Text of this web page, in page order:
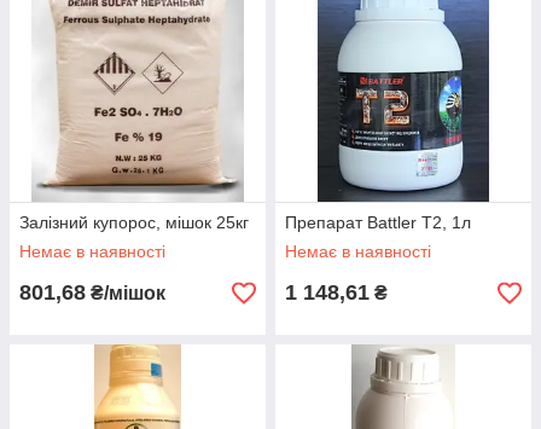
Залізний купорос, мішок 25кг
Немає в наявності
801,68 ₴/мішок
Препарат Battler Т2, 1л
Немає в наявності
1 148,61 ₴